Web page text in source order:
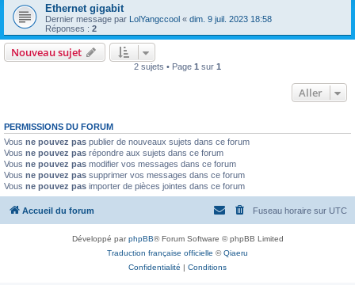
Ethernet gigabit
Dernier message par LolYangccool « dim. 9 juil. 2023 18:58
Réponses : 2
Nouveau sujet
2 sujets • Page 1 sur 1
Aller
PERMISSIONS DU FORUM
Vous ne pouvez pas publier de nouveaux sujets dans ce forum
Vous ne pouvez pas répondre aux sujets dans ce forum
Vous ne pouvez pas modifier vos messages dans ce forum
Vous ne pouvez pas supprimer vos messages dans ce forum
Vous ne pouvez pas importer de pièces jointes dans ce forum
Accueil du forum Fuseau horaire sur UTC
Développé parphpBB® Forum Software © phpBB Limited
Traduction française officielle ©Qiaeru
Confidentialité | Conditions